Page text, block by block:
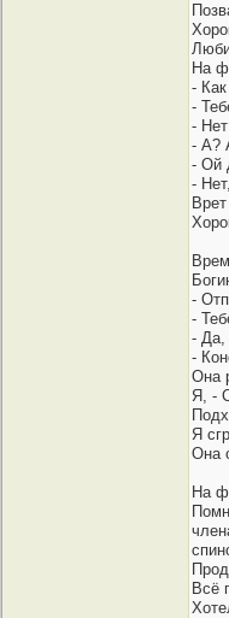
На
-
-
-
- А?
- Ой
-
-
-
- Да,
-
Она
Я, -
Я
Она
На
Всё